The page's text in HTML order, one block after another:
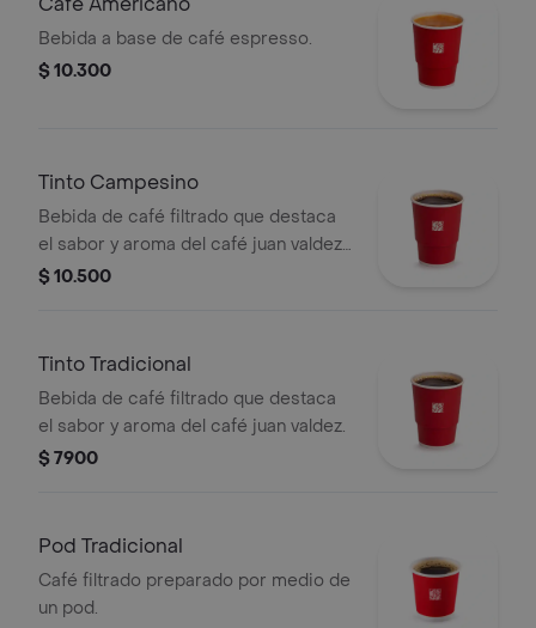
Bebida a base de café espresso.
$ 10.300
Tinto Campesino
Bebida de café filtrado que destaca
el sabor y aroma del café juan valdez,
endulzada con panela, clavos y canela.
$ 10.500
Tinto Tradicional
Bebida de café filtrado que destaca
el sabor y aroma del café juan valdez.
$ 7900
Pod Tradicional
Café filtrado preparado por medio de
un pod.